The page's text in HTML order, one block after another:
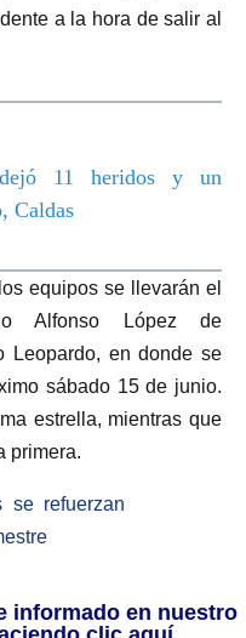
a la hora de salir al
11 heridos y un
Caldas
equipos se llevarán el
Alfonso López de
Leopardo, en donde se
sábado 15 de junio.
estrella, mientras que
primera.
se refuerzan
informado en nuestro